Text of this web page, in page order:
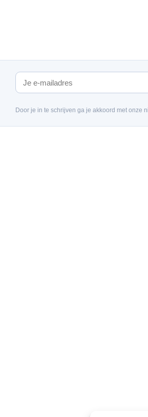
Door je in te schrijven ga je akkoord met onze